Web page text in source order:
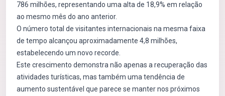
786 milhões, representando uma alta de 18,9% em relação
ao mesmo mês do ano anterior.
O número total de visitantes internacionais na mesma faixa
de tempo alcançou aproximadamente 4,8 milhões,
estabelecendo um novo recorde.
Este crescimento demonstra não apenas a recuperação das
atividades turísticas, mas também uma tendência de
aumento sustentável que parece se manter nos próximos